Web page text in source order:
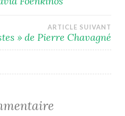
ARTICLE SUIVANT
» de Pierre Chavagné